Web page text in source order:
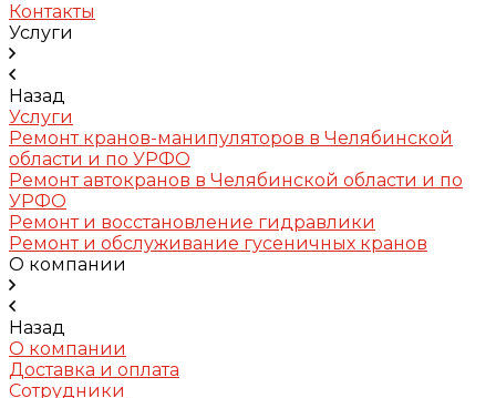
Контакты
Услуги
Назад
Услуги
Ремонт кранов-манипуляторов в Челябинской
области и по УРФО
Ремонт автокранов в Челябинской области и по
УРФО
Ремонт и восстановление гидравлики
Ремонт и обслуживание гусеничных кранов
О компании
Назад
О компании
Доставка и оплата
Сотрудники